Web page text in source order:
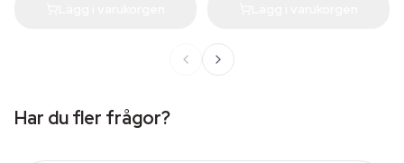
Har du fler frågor?